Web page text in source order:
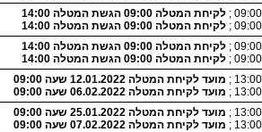
09:00 ;
לקיחת המטלה 09:00 הגשת המטלה 14:00
09:00 ; לקיחת המטלה 09:00 הגשת המטלה 14:00
09:00 ;
לקיחת המטלה 09:00 הגשת המטלה 14:00
09:00 ; לקיחת המטלה 09:00 הגשת המטלה 14:00
13:00 ;
מועד לקיחת המטלה 12.01.2022 שעה 09:00
13:00 ; מועד לקיחת המטלה 06.02.2022 שעה 09:00
13:00 ;
מועד לקיחת המטלה 25.01.2022 שעה 09:00
13:00 ; מועד לקיחת המטלה 07.02.2022 שעה 09:00